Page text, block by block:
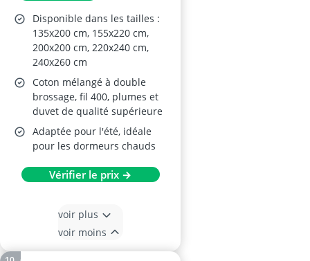
Disponible dans les tailles :
135x200 cm, 155x220 cm,
200x200 cm, 220x240 cm,
240x260 cm
Coton mélangé à double
brossage, fil 400, plumes et
duvet de qualité supérieure
Adaptée pour l'été, idéale
pour les dormeurs chauds
Vérifier le prix →
voir plus
voir moins